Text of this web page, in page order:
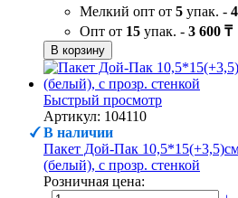
Мелкий опт от 5 упак. -
Опт от 15 упак. - 3 600 ₸
В корзину
Быстрый просмотр
Артикул: 104110
В наличии
Пакет Дой-Пак
(белый), с прозр. стенкой
Розничная цена: